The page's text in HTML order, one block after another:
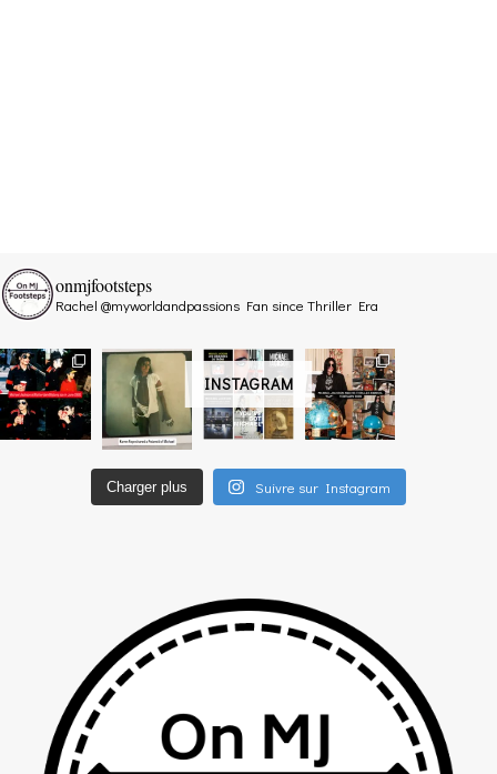
INSTAGRAM
onmjfootsteps
Rachel @myworldandpassions Fan since Thriller Era
Charger plus Suivre sur Instagram